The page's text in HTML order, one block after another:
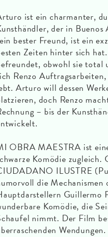
ist ein charmanter,
der in
bester Freund, ist ein
Zeiten hinter sich
obwohl sie total
Renzo
Arturo will dessen
doch Renzo
– bis der
OBRA MAESTRA ist
Komödie
ILUSTRE
die
Guillermo
Komödie, die
nimmt. Der Film
Wendungen.